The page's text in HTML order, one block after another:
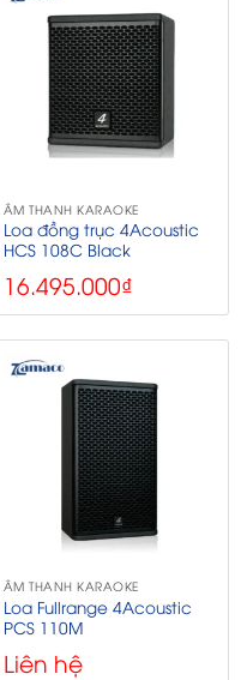
ÂM THANH KARAOKE
Loa đồng trục 4Acoustic
HCS 108C Black
16.495.000₫
ÂM THANH KARAOKE
Loa Fullrange 4Acoustic
PCS 110M
Liên hệ